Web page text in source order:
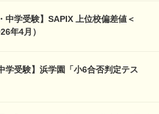
中学受験】SAPIX 上位校偏差値＜
年4月）
学受験】浜学園「小6合否判定テス